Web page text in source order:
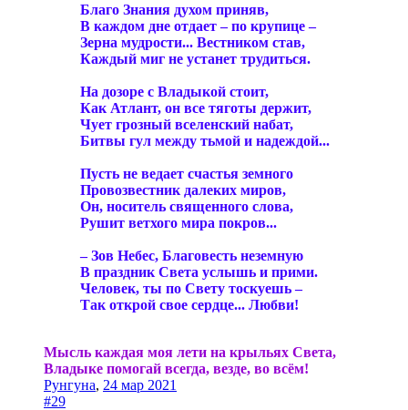
Благо Знания духом приняв,
В каждом дне отдает – по крупице –
Зерна мудрости... Вестником став,
Каждый миг не устанет трудиться.
На дозоре с Владыкой стоит,
Как Атлант, он все тяготы держит,
Чует грозный вселенский набат,
Битвы гул между тьмой и надеждой...
Пусть не ведает счастья земного
Провозвестник далеких миров,
Он, носитель священного слова,
Рушит ветхого мира покров...
– Зов Небес, Благовесть неземную
В праздник Света услышь и прими.
Человек, ты по Свету тоскуешь –
Так открой свое сердце... Любви!
Мысль каждая моя лети на крыльях Света,
Владыке помогай всегда, везде, во всём!
Рунгуна, 24 мар 2021
#29